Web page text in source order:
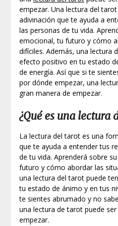
empezar. Una lectura del
adivinación que te ayuda a
las personas de tu vida.
emocional, tu futuro y cómo
difíciles. Además, una lectura
efecto positivo en tu estado
de energía. Así que si te
por dónde empezar, una
gran manera de empezar.
¿Qué es una lectura
La lectura del tarot es una
que te ayuda a entender tus
de tu vida. Aprenderá sobre
futuro y cómo abordar las
una lectura del tarot puede
tu estado de ánimo y en tus
te sientes abrumado y no
una lectura de tarot puede
empezar.